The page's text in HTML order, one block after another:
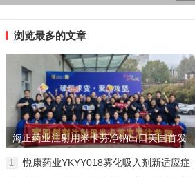
浏览最多的文章
海正药业注射用米卡芬净钠出口美国首发
制剂全球化迈出关键一步
1
悦康药业YKYY018雾化吸入剂新适应症